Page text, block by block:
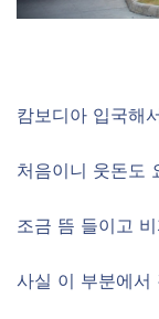
캄보디아 입국해
처음이니 웃돈도
조금 뜸 들이고
사실 이 부분에